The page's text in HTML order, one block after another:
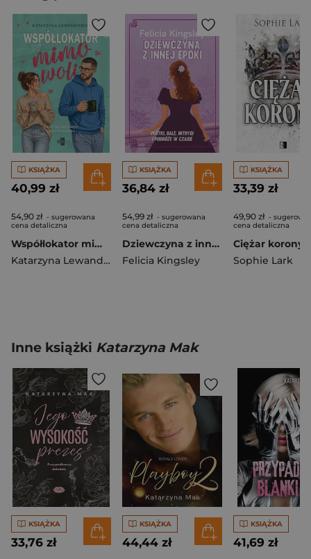
KSIĄŻKA
40,99 zł
54,90 zł - sugerowana
cena detaliczna
Współlokator mimo woli
Katarzyna Lewandowicz
KSIĄŻKA
36,84 zł
54,99 zł - sugerowana
cena detaliczna
Dziewczyna z innej epoki
Felicia Kingsley
KSIĄŻKA
33,39 zł
49,90 zł -
cena detaliczna
Sophie Lark
Inne książki Katarzyna Mak
KSIĄŻKA
33,76 zł
KSIĄŻKA
44,44 zł
KSIĄŻKA
41,69 zł